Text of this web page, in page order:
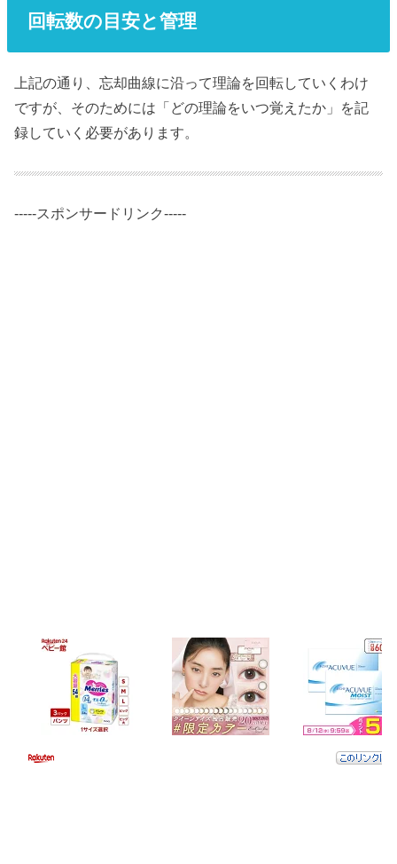
回転数の目安と管理
上記の通り、忘却曲線に沿って理論を回転していくわけ
ですが、そのためには「どの理論をいつ覚えたか」を記
録していく必要があります。
-----スポンサードリンク-----